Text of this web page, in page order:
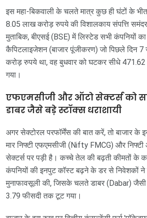
इस महा-बिकवाली के चलते मात्र कुछ ही घंटों के
8.05 लाख करोड़ रुपये की विशालकाय संपत्ति
मुताबिक, बीएसई (BSE) में लिस्टेड सभी कंपनियों
कैपिटलाइजेशन (बाजार पूंजीकरण) जो पिछले दिन
करोड़ रुपये था, वह बुधवार को घटकर सीधे
गया।
एफएमसीजी और ऑटो सेक्टर्स को
डाबर जैसे बड़े स्टॉक्स धराशायी
अगर सेक्टोरल परफॉर्मेंस की बात करें, तो बाजार के
मार निफ्टी एफएमसीजी (Nifty FMCG) और
सेक्टर्स पर पड़ी है। कच्चे तेल की बढ़ती कीमतों के
कंपनियों की इनपुट कॉस्ट बढ़ने के डर से निवेशकों ने
मुनाफावसूली की, जिसके चलते डाबर (Dabar) जैसी
3.79 फीसदी तक टूट गया।